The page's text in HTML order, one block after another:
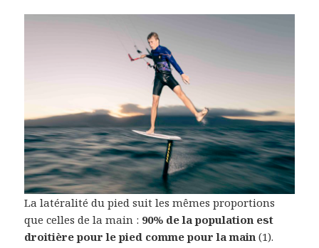
La latéralité du pied suit les mêmes proportions
que celles de la main : 90% de la population est
droitière pour le pied comme pour la main (1).